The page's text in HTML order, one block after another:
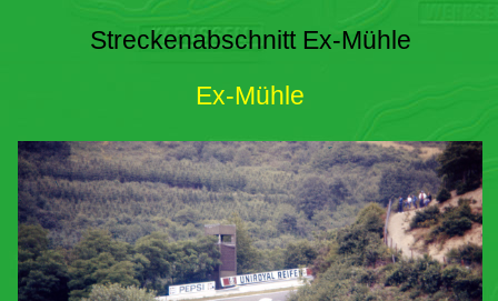
Streckenabschnitt Ex-Mühle
Ex-Mühle